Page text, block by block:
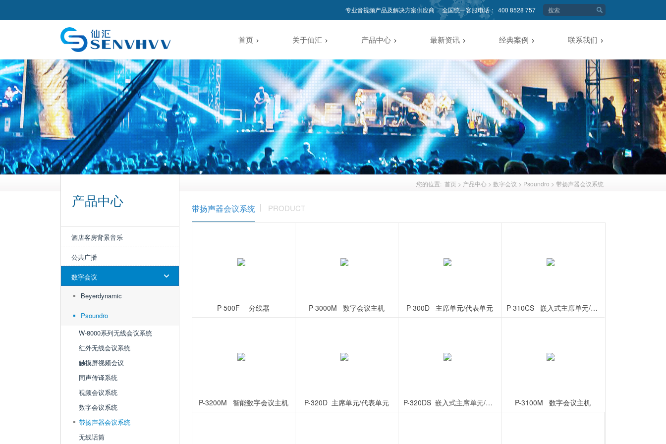
专业音视频产品及解决方案供应商 全国统一客服电话： 400 8528 757
首页 关于仙汇 产品中心 最新资讯 经典案例 联系我们
您的位置: 首页 > 产品中心 > 数字会议 > Psoundro > 带扬声器会议系统
产品中心
酒店客房背景音乐
公共广播
数字会议
Beyerdynamic
Psoundro
W-8000系列无线会议系统
红外无线会议系统
触摸屏视频会议
同声传译系统
视频会议系统
数字会议系统
带扬声器会议系统
无线话筒
带扬声器会议系统 PRODUCT
P-500F 	分线器 P-3000M   数字会议主机 P-300D   主席单元/代表单元 P-310CS   嵌入式主席单元/代表单元
P-3200M   智能数字会议主机 P-320D  主席单元/代表单元 P-320DS  嵌入式主席单元/代表单元 P-3100M   数字会议主机